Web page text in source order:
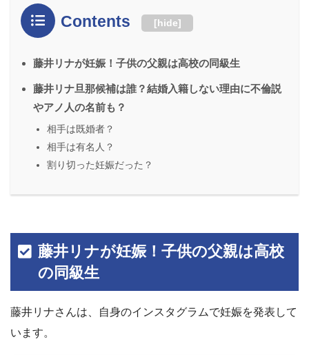
Contents [hide]
藤井リナが妊娠！子供の父親は高校の同級生
藤井リナ旦那候補は誰？結婚入籍しない理由に不倫説
やアノ人の名前も？
相手は既婚者？
相手は有名人？
割り切った妊娠だった？
藤井リナが妊娠！子供の父親は高校
の同級生
藤井リナさんは、自身のインスタグラムで妊娠を発表して
います。